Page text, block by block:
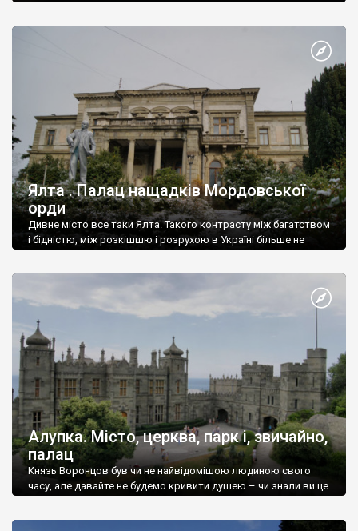
Ялта . Палац нащадків Мордовської
орди
Дивне місто все таки Ялта. Такого контрасту між багатством
і бідністю, між розкішшю і розрухою в Україні більше не
Алупка. Місто, церква, парк і, звичайно,
палац
Князь Воронцов був чи не найвідомішою людиною свого
часу, але давайте не будемо кривити душею – чи знали ви це